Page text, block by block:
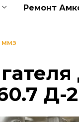
Ремонт
ММЗ
Д-